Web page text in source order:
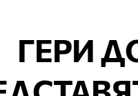
ГЕРИ